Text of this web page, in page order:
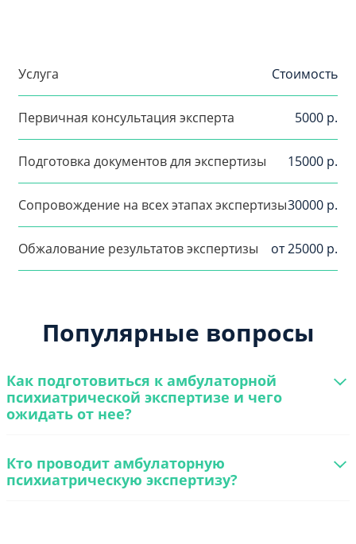
Услуга Стоимость
Первичная консультация эксперта 5000 р.
Подготовка документов для экспертизы 15000 р.
Сопровождение на всех этапах экспертизы30000 р.
Обжалование результатов экспертизы от 25000 р.
Популярные вопросы
Как подготовиться к амбулаторной
психиатрической экспертизе и чего
ожидать от нее?
Кто проводит амбулаторную
психиатрическую экспертизу?